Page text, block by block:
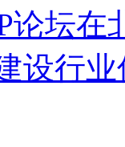
论坛在
设行